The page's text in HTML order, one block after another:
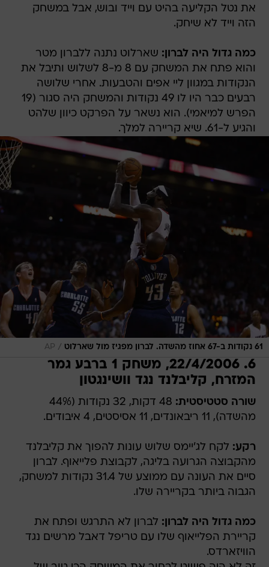
את נטל הקליעה בהיט עם וייד ובוש, אבל במשחק
הזה וייד לא שיחק.
כמה גדול היה לברון: שארלוט נתנה ללברון מטר
והוא פתח את המשחק עם 8 מ-8 לשלוש ותיבל את
הנקודות במגוון ליי אפים והטבעות. אחרי שלושה
רבעים כבר היו לו 49 נקודות והמשחק היה סגור (19
הפרש למיאמי). הוא נשאר על הפרקט כיוון שלהט
והגיע ל-61. שיא קריירה למלך.
61 נקודות ב-67 אחוז מהשדה. לברון מפגיז מול שארלוט /
AP
6. 22/4/2006, משחק 1 ברבע גמר
המזרח, קליבלנד נגד וושינגטון
שורה סטטיסטית:
48 דקות, 32 נקודות (44%
מהשדה), 11 ריבאונדים, 11 אסיסטים, 4 איבודים.
רקע: לקח לג'יימס שלוש עונות להפוך את קליבלנד
מהקבוצה הגרועה בליגה, לקבוצת פלייאוף. לברון
סיים את העונה עם ממוצע של 31.4 נקודות למשחק,
הגבוה ביותר בקריירה שלו.
כמה גדול היה לברון: לברון לא התרגש ופתח את
קריירת הפלייאוף שלו עם טריפל דאבל מרשים נגד
הוויזארדס.